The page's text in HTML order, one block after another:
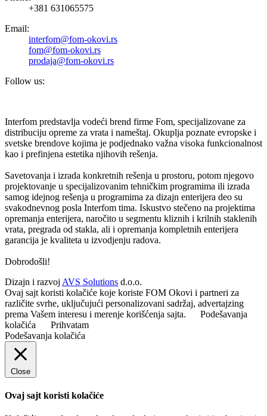
+381 631065575
Email:
interfom@fom-okovi.rs
fom@fom-okovi.rs
prodaja@fom-okovi.rs
Follow us:
Interfom predstavlja vodeći brend firme Fom, specijalizovane za
distribuciju opreme za vrata i nameštaj. Okuplja poznate evropske i
svetske brendove kojima je podjednako važna visoka funkcionalnost
kao i prefinjena estetika njihovih rešenja.
Savetovanja i izrada konkretnih rešenja u prostoru, potom njegovo
projektovanje u specijalizovanim tehničkim programima ili izrada
samog idejnog rešenja u programima za dizajn enterijera deo su
svakodnevnog posla Interfom tima. Iskustvo stečeno na projektima
opremanja enterijera, naročito u segmentu kliznih i krilnih staklenih
vrata, pregrada od stakla, ali i opremanja kompletnih enterijera
garancija je kvaliteta u izvodjenju radova.
Dobrodošli!
Dizajn i razvoj AVS Solutions d.o.o.
Ovaj sajt koristi kolačiće koje koriste FOM Okovi i partneri za
različite svrhe, uključujući personalizovani sadržaj, advertajzing
prema Vašem interesu i merenje korišćenja sajta.
Podešavanja
kolačića
Prihvatam
Podešavanja kolačića
Close
Ovaj sajt koristi kolačiće